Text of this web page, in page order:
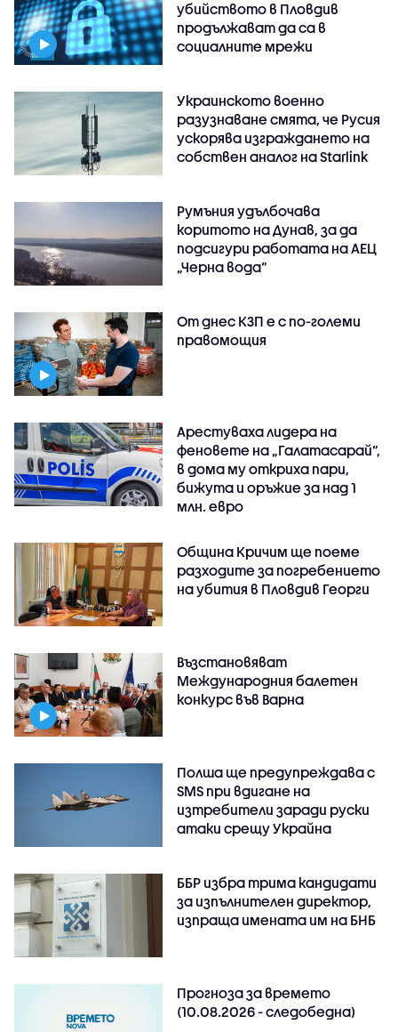
убийството в Пловдив
продължават да са в
социалните мрежи
Украинското военно
разузнаване смята, че Русия
ускорява изграждането на
собствен аналог на Starlink
Румъния удълбочава
коритото на Дунав, за да
подсигури работата на АЕЦ
„Черна вода“
От днес КЗП е с по-големи
правомощия
Арестуваха лидера на
феновете на „Галатасарай“,
в дома му откриха пари,
бижута и оръжие за над 1
млн. евро
Община Кричим ще поеме
разходите за погребението
на убития в Пловдив Георги
Възстановяват
Международния балетен
конкурс във Варна
Полша ще предупреждава с
SMS при вдигане на
изтребители заради руски
атаки срещу Украйна
ББР избра трима кандидати
за изпълнителен директор,
изпраща имената им на БНБ
Прогноза за времето
(10.08.2026 - следобедна)